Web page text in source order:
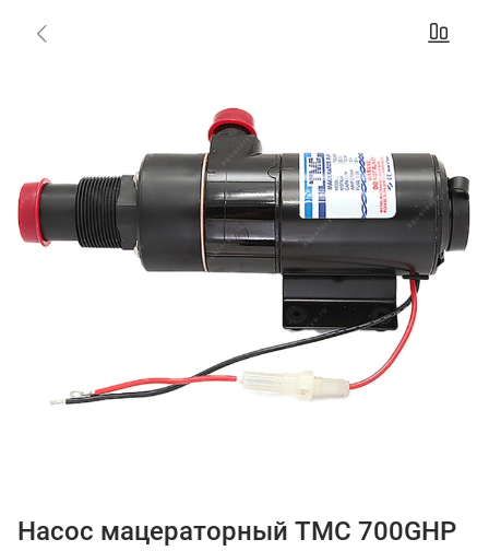
Насос мацераторный TMC 700GHP